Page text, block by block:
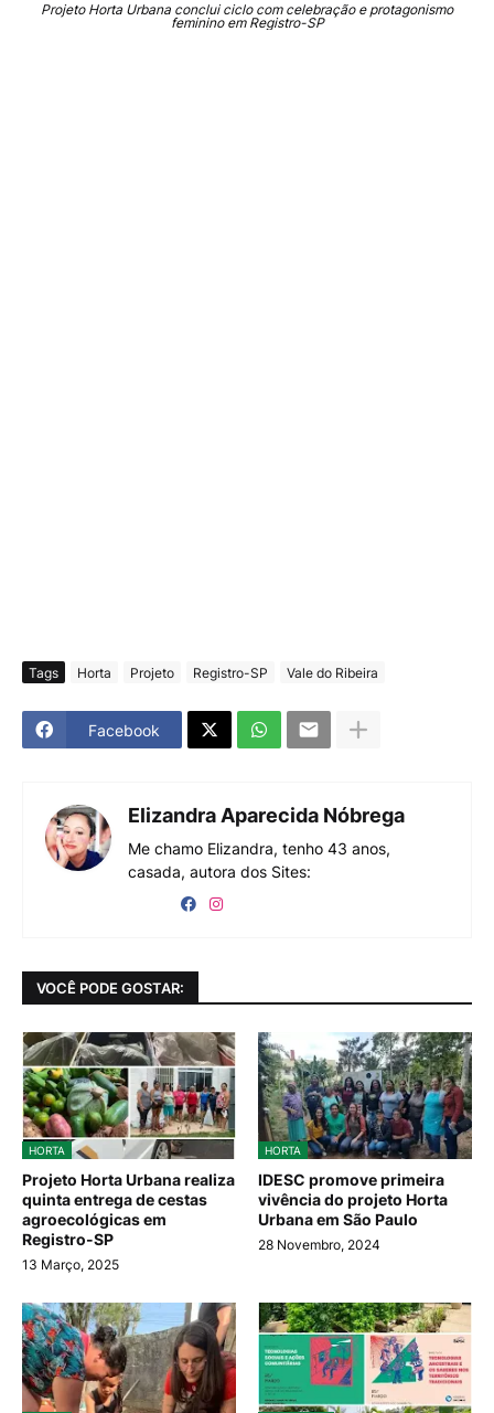
Projeto Horta Urbana conclui ciclo com celebração e protagonismo
feminino em Registro-SP
Tags Horta Projeto Registro-SP Vale do Ribeira
Facebook
Elizandra Aparecida Nóbrega
Me chamo Elizandra, tenho 43 anos,
casada, autora dos Sites:
VOCÊ PODE GOSTAR:
HORTA
Projeto Horta Urbana realiza
quinta entrega de cestas
agroecológicas em
Registro-SP
13 Março, 2025
HORTA
IDESC promove primeira
vivência do projeto Horta
Urbana em São Paulo
28 Novembro, 2024